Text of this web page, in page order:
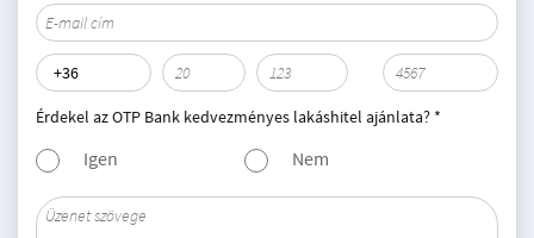
Érdekel az OTP Bank kedvezményes lakáshitel ajánlata? *
Igen Nem